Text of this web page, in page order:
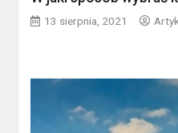
13 sierpnia, 2021